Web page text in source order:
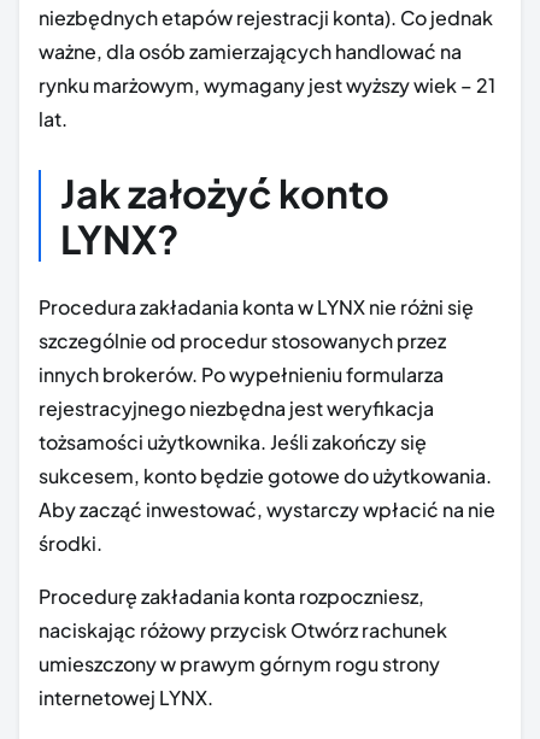
niezbędnych etapów rejestracji konta). Co jednak
ważne, dla osób zamierzających handlować na
rynku marżowym, wymagany jest wyższy wiek – 21
lat.
Jak założyć konto
LYNX?
Procedura zakładania konta w LYNX nie różni się
szczególnie od procedur stosowanych przez
innych brokerów. Po wypełnieniu formularza
rejestracyjnego niezbędna jest weryfikacja
tożsamości użytkownika. Jeśli zakończy się
sukcesem, konto będzie gotowe do użytkowania.
Aby zacząć inwestować, wystarczy wpłacić na nie
środki.
Procedurę zakładania konta rozpoczniesz,
naciskając różowy przycisk Otwórz rachunek
umieszczony w prawym górnym rogu strony
internetowej LYNX.